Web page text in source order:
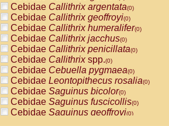
Cebidae Callithrix argentata(0)
Cebidae Callithrix geoffroyi(0)
Cebidae Callithrix humeralifer(0)
Cebidae Callithrix jacchus(0)
Cebidae Callithrix penicillata(0)
Cebidae Callithrixspp.(0)
Cebidae Cebuella pygmaea(0)
Cebidae Leontopithecus rosalia(0)
Cebidae Saguinus bicolor(0)
Cebidae Saguinus fuscicollis(0)
Cebidae Saguinus geoffroyi(0)